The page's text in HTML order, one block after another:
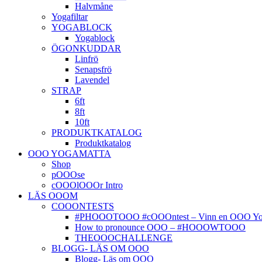
Halvmåne
Yogafiltar
YOGABLOCK
Yogablock
ÖGONKUDDAR
Linfrö
Senapsfrö
Lavendel
STRAP
6ft
8ft
10ft
PRODUKTKATALOG
Produktkatalog
OOO YOGAMATTA
Shop
pOOOse
cOOOlOOOr Intro
LÄS OOOM
COOONTESTS
#PHOOOTOOO #cOOOntest – Vinn en OOO
How to pronounce OOO – #HOOOWTOOO
THEOOOCHALLENGE
BLOGG- LÄS OM OOO
Blogg- Läs om OOO